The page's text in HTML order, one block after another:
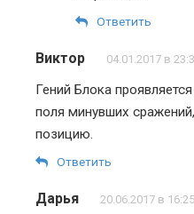
Ответить
Виктор 04.01.2017 в
Гений Блока
поля минувших
позицию.
Ответить
Дарья 20.06.2017 в 16:25